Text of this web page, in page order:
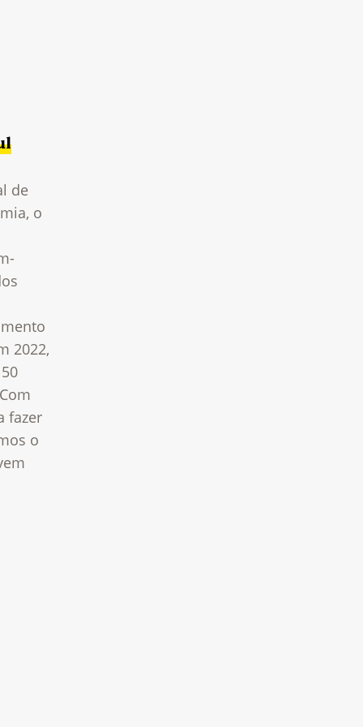
de
o
2022,
fazer
o